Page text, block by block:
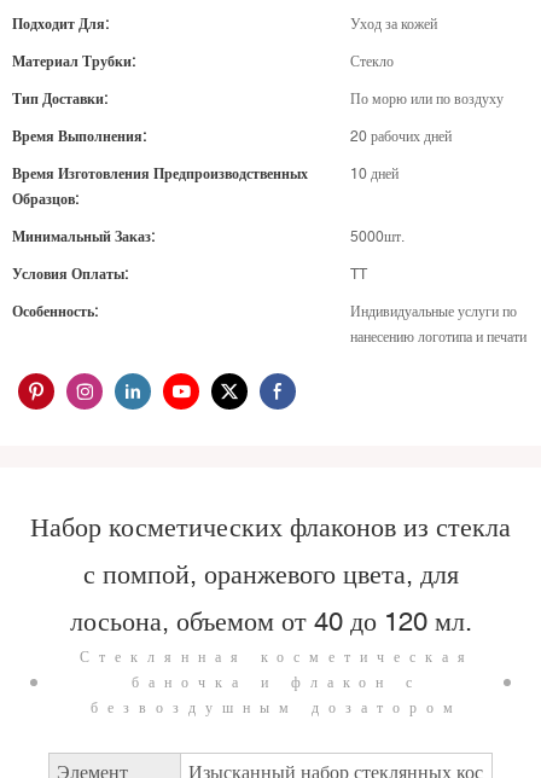
Подходит Для: Уход за кожей
Материал Трубки: Стекло
Тип Доставки: По морю или по воздуху
Время Выполнения: 20 рабочих дней
Время Изготовления Предпроизводственных
Образцов:
10 дней
Минимальный Заказ: 5000шт.
Условия Оплаты: TT
Особенность:
Индивидуальные услуги по
нанесению логотипа и печати
Набор косметических флаконов из стекла
с помпой, оранжевого цвета, для
лосьона, объемом от 40 до 120 мл.
Стеклянная косметическая
баночка и флакон с
безвоздушным дозатором
Элемент
Изысканный набор стеклянных кос